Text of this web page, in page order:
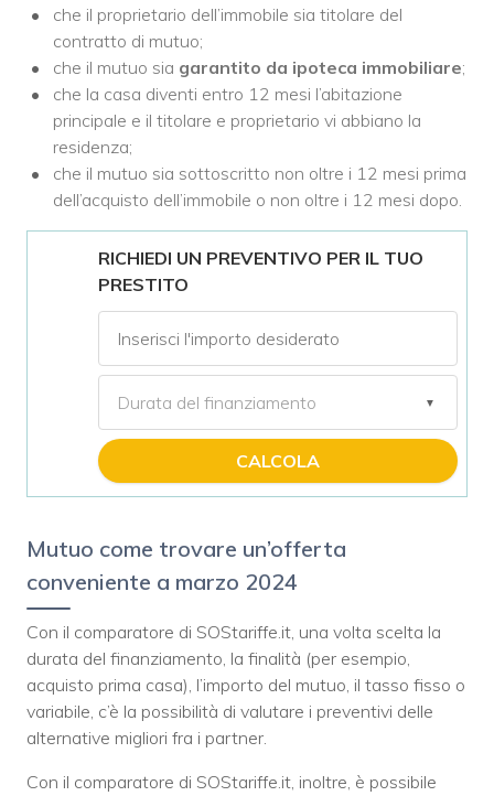
che il proprietario dell’immobile sia titolare del
contratto di mutuo;
che il mutuo sia garantito da ipoteca immobiliare;
che la casa diventi entro 12 mesi l’abitazione
principale e il titolare e proprietario vi abbiano la
residenza;
che il mutuo sia sottoscritto non oltre i 12 mesi prima
dell’acquisto dell’immobile o non oltre i 12 mesi dopo.
RICHIEDI UN PREVENTIVO PER IL TUO
PRESTITO
CALCOLA
Mutuo come trovare un’offerta
conveniente a marzo 2024
Con il comparatore di SOStariffe.it, una volta scelta la
durata del finanziamento, la finalità (per esempio,
acquisto prima casa), l’importo del mutuo, il tasso fisso o
variabile, c’è la possibilità di valutare i preventivi delle
alternative migliori fra i partner.
Con il comparatore di SOStariffe.it, inoltre, è possibile